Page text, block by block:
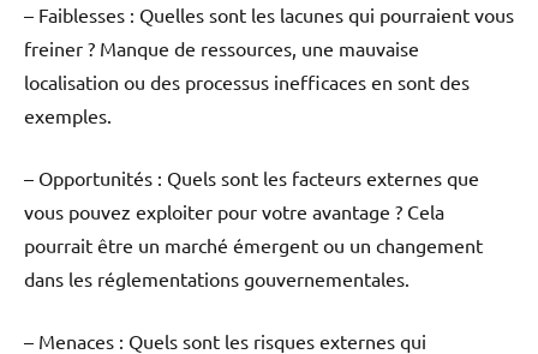
– Faiblesses : Quelles sont les lacunes qui pourraient vous
freiner ? Manque de ressources, une mauvaise
localisation ou des processus inefficaces en sont des
exemples.
– Opportunités : Quels sont les facteurs externes que
vous pouvez exploiter pour votre avantage ? Cela
pourrait être un marché émergent ou un changement
dans les réglementations gouvernementales.
– Menaces : Quels sont les risques externes qui